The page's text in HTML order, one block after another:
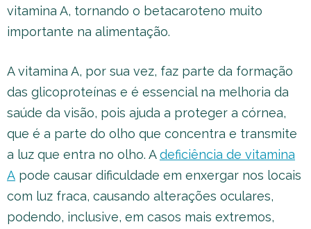
vitamina A, tornando o betacaroteno muito
importante na alimentação.
A vitamina A, por sua vez, faz parte da formação
das glicoproteínas e é essencial na melhoria da
saúde da visão, pois ajuda a proteger a córnea,
que é a parte do olho que concentra e transmite
a luz que entra no olho. Adeficiência de vitamina
A pode causar dificuldade em enxergar nos locais
com luz fraca, causando alterações oculares,
podendo, inclusive, em casos mais extremos,